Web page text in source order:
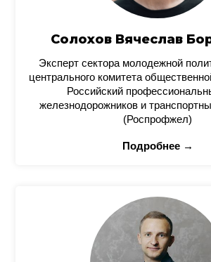
Солохов Вячеслав
Эксперт сектора молодежной
центрального комитета
Российский
железнодорожников и
(Роспрофжел)
Подробнее →